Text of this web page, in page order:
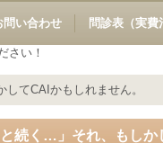
問い合わせ 問診表（実費
さい！
てCAIかもしれません。
続く…」それ、もしか